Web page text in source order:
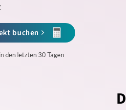
buchen
den letzten 30 Tagen